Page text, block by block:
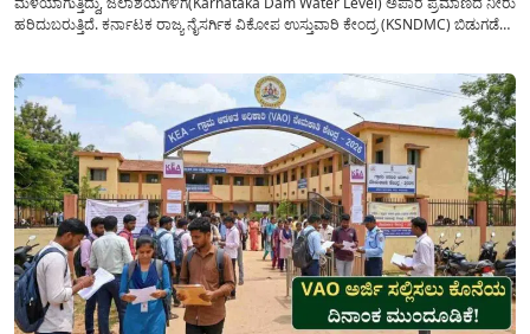
ಹರಿದುಬರುತ್ತಿದೆ. ಕರ್ನಾಟಕ ರಾಜ್ಯ ನೈಸರ್ಗಿಕ ವಿಕೋಪ ಉಸ್ತುವಾರಿ ಕೇಂದ್ರ (KSNDMC) ಬಿಡುಗಡೆ